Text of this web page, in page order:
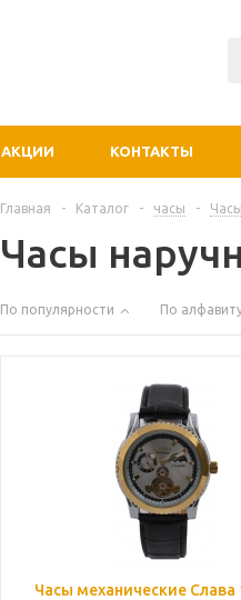
АКЦИИ КОНТАКТЫ
Главная - Каталог - часы -
Часы
По популярности По
Часы механические Слава